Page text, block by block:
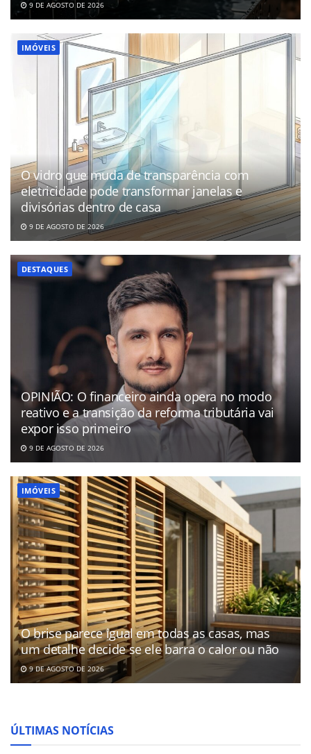
9 DE AGOSTO DE 2026
IMÓVEIS
O vidro que muda de transparência com
eletricidade pode transformar janelas e
divisórias dentro de casa
9 DE AGOSTO DE 2026
DESTAQUES
OPINIÃO: O financeiro ainda opera no modo
reativo e a transição da reforma tributária vai
expor isso primeiro
9 DE AGOSTO DE 2026
IMÓVEIS
O brise parece igual em todas as casas, mas
um detalhe decide se ele barra o calor ou não
9 DE AGOSTO DE 2026
ÚLTIMAS NOTÍCIAS